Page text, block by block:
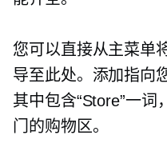
您可以直接从主菜单
导至此处。添加指向
其中包含“Store”一
门的购物区。